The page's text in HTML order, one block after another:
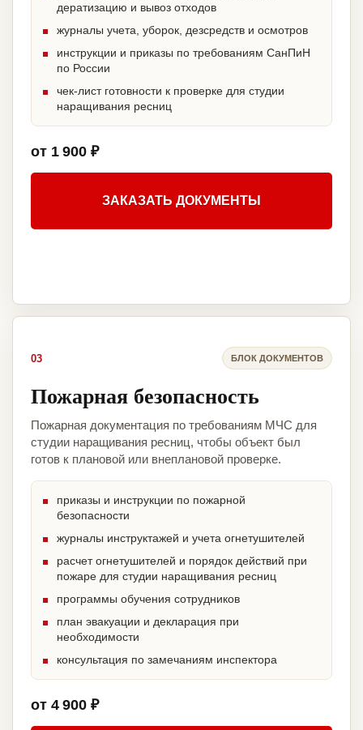
дератизацию и вывоз отходов
журналы учета, уборок, дезсредств и осмотров
инструкции и приказы по требованиям СанПиН
по России
чек-лист готовности к проверке для студии
наращивания ресниц
от 1 900 ₽
ЗАКАЗАТЬ ДОКУМЕНТЫ
03 БЛОК ДОКУМЕНТОВ
Пожарная безопасность
Пожарная документация по требованиям МЧС для
студии наращивания ресниц, чтобы объект был
готов к плановой или внеплановой проверке.
приказы и инструкции по пожарной
безопасности
журналы инструктажей и учета огнетушителей
расчет огнетушителей и порядок действий при
пожаре для студии наращивания ресниц
программы обучения сотрудников
план эвакуации и декларация при
необходимости
консультация по замечаниям инспектора
от 4 900 ₽